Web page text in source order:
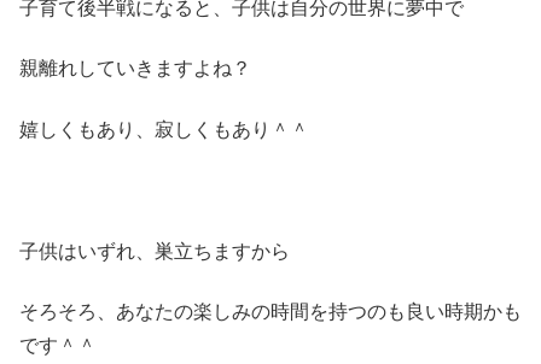
子育て後半戦になると、子供は自分の世界に夢中で
親離れしていきますよね？
嬉しくもあり、寂しくもあり＾＾
子供はいずれ、巣立ちますから
そろそろ、あなたの楽しみの時間を持つのも良い時期かも
です＾＾